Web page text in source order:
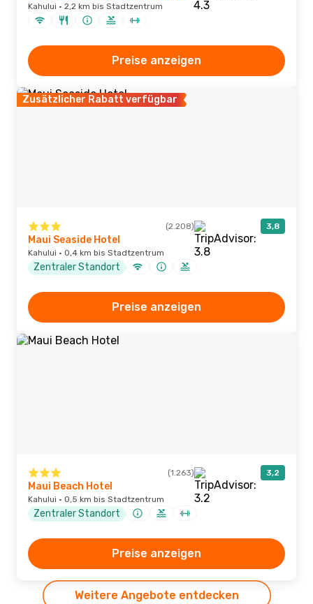
Kahului · 2,2 km bis Stadtzentrum
Preise anzeigen
Zusätzlicher Rabatt verfügbar
(2.208) 3,8
Maui Seaside Hotel
Kahului · 0,4 km bis Stadtzentrum
Zentraler Standort
Preise anzeigen
(1.263) 3,2
Maui Beach Hotel
Kahului · 0,5 km bis Stadtzentrum
Zentraler Standort
Preise anzeigen
Weitere Angebote entdecken